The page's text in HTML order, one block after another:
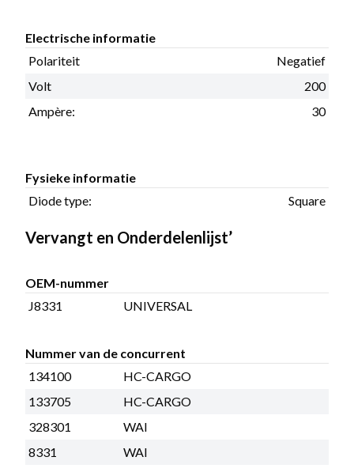
Electrische informatie
Polariteit
Negatief
Volt
200
Ampère:
30
Fysieke informatie
Diode type:
Square
Vervangt en Onderdelenlijst’
OEM-nummer
J8331
UNIVERSAL
Nummer van de concurrent
134100
HC-CARGO
133705
HC-CARGO
328301
WAI
8331
WAI